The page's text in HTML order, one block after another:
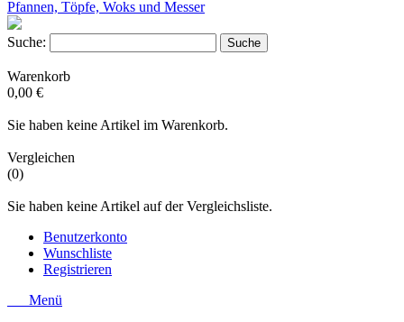
Suche: Suche
Warenkorb
0,00 €
Sie haben keine Artikel im Warenkorb.
Vergleichen
(0)
Sie haben keine Artikel auf der Vergleichsliste.
Benutzerkonto
Wunschliste
Registrieren
Menü